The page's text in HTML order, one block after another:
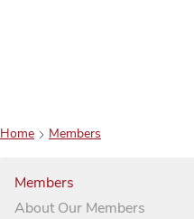
Home Members
Members
About Our Members